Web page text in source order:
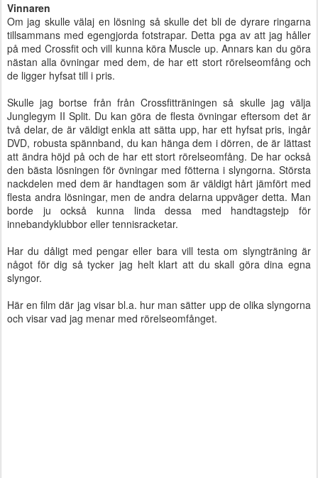
Vinnaren
Om jag skulle välaj en lösning så skulle det bli de dyrare ringarna
tillsammans med egengjorda fotstrapar. Detta pga av att jag håller
på med Crossfit och vill kunna köra Muscle up. Annars kan du göra
nästan alla övningar med dem, de har ett stort rörelseomfång och
de ligger hyfsat till i pris.
Skulle jag bortse från från Crossfitträningen så skulle jag välja
Junglegym II Split. Du kan göra de flesta övningar eftersom det är
två delar, de är väldigt enkla att sätta upp, har ett hyfsat pris, ingår
DVD, robusta spännband, du kan hänga dem i dörren, de är lättast
att ändra höjd på och de har ett stort rörelseomfång. De har också
den bästa lösningen för övningar med fötterna i slyngorna. Största
nackdelen med dem är handtagen som är väldigt hårt jämfört med
flesta andra lösningar, men de andra delarna uppväger detta. Man
borde ju också kunna linda dessa med handtagstejp för
innebandyklubbor eller tennisracketar.
Har du dåligt med pengar eller bara vill testa om slyngträning är
något för dig så tycker jag helt klart att du skall göra dina egna
slyngor.
Här en film där jag visar bl.a. hur man sätter upp de olika slyngorna
och visar vad jag menar med rörelseomfånget.